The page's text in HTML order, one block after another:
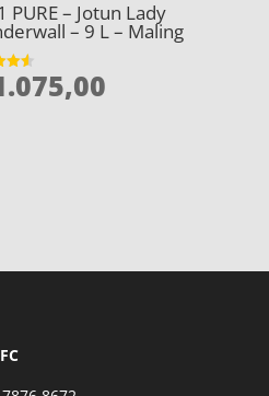
PURE – Jotun Lady
– 9 L – Maling